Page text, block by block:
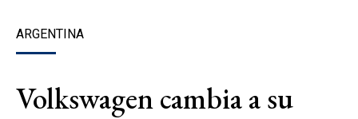
ARGENTINA
Volkswagen cambia a su